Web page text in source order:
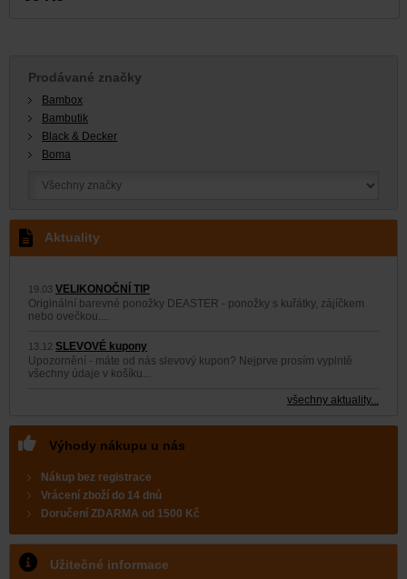
Prodávané značky
Bambox
Bambutik
Black & Decker
Boma
Aktuality
19.03 VELIKONOČNÍ TIP
Originální barevné ponožky DEASTER - ponožky s kuřátky, zájíčkem
nebo ovečkou....
13.12 SLEVOVÉ kupony
Upozornění - máte od nás slevový kupon? Nejprve prosím vyplntě
všechny údaje v košíku...
všechny aktuality...
Výhody nákupu u nás
Nákup bez registrace
Vrácení zboží do 14 dnů
Doručení ZDARMA od 1500 Kč
Užitečné informace